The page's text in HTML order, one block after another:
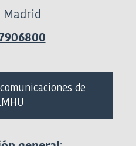
Madrid
de